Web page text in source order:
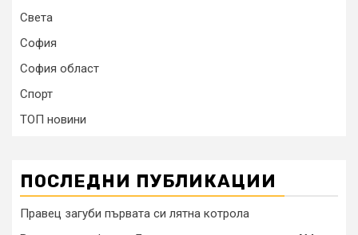
Света
София
София област
Спорт
ТОП новини
ПОСЛЕДНИ ПУБЛИКАЦИИ
Правец загуби първата си лятна котрола